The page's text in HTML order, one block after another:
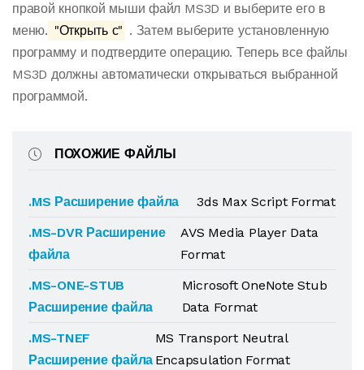
правой кнопкой мыши файл MS3D и выберите его в
меню. "Открыть с" . Затем выберите установленную
программу и подтвердите операцию. Теперь все файлы
MS3D должны автоматически открываться выбранной
программой.
ПОХОЖИЕ ФАЙЛЫ
.MS Расширение файла
3ds Max Script Format
.MS-DVR Расширение
файла
AVS Media Player Data
Format
.MS-ONE-STUB
Расширение файла
Microsoft OneNote Stub
Data Format
.MS-TNEF
Расширение файла
MS Transport Neutral
Encapsulation Format